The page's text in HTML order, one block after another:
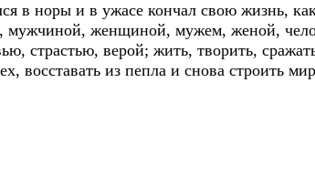
в норы и в ужасе кончал свою жизнь,
женщиной, мужем, женой,
страстью, верой; жить, творить,
восставать из пепла и снова строить